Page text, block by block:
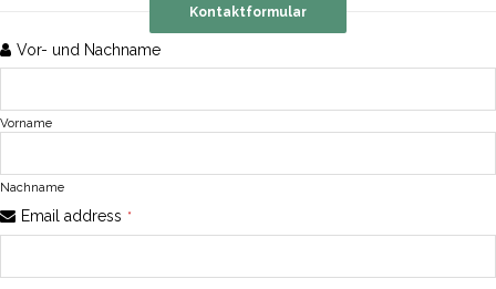
Kontaktformular
Vor- und Nachname
Vorname
Nachname
Email address *